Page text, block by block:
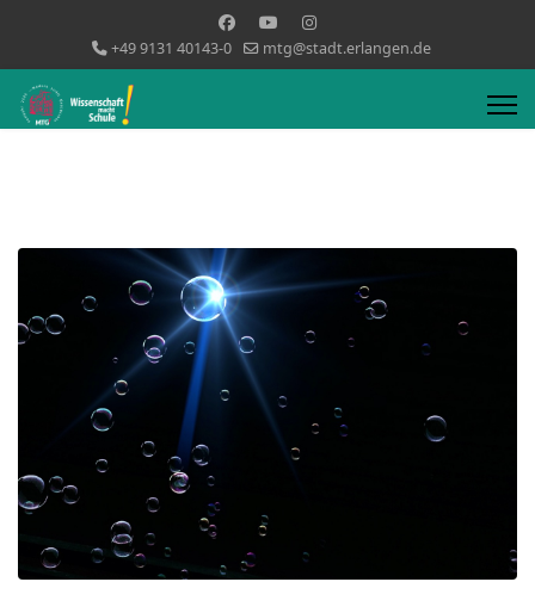
+49 9131 40143-0 mtg@stadt.erlangen.de